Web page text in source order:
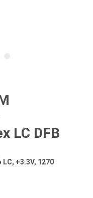
LC DFB
+3.3V, 1270